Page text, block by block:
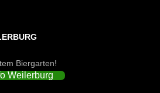
Biergarten!
Weilerburg